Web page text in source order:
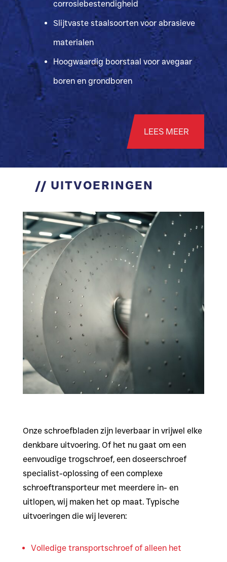
corrosiebestendigheid
Slijtvaste staalsoorten voor abrasieve
materialen
Hoogwaardig boorstaal voor avegaar
boren en grondboren
LEES MEER
// UITVOERINGEN
Onze schroefbladen zijn leverbaar in vrijwel elke
denkbare uitvoering. Of het nu gaat om een
eenvoudige trogschroef, een doseerschroef
specialist-oplossing of een complexe
schroeftransporteur met meerdere in- en
uitlopen, wij maken het op maat. Typische
uitvoeringen die wij leveren:
Volledige transportschroef of alleen het